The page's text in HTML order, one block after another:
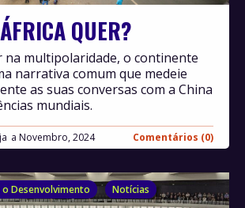
QUER?
Novembro, 2024 Comentários (0)
na multipolaridade, o continente
narrativa comum que medeie
as suas conversas com a China
mundiais.
Desenvolvimento
Notícias